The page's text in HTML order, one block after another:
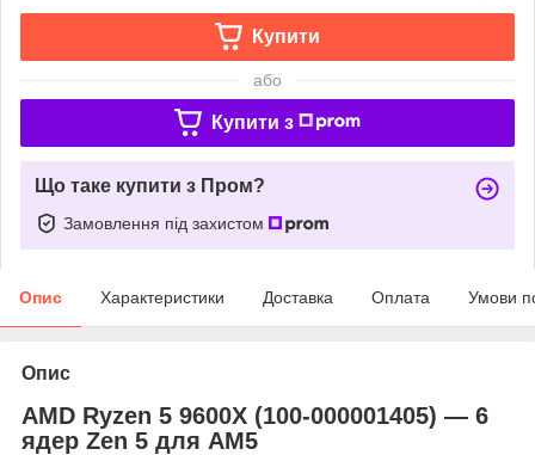
Купити
або
Купити з
Що таке купити з Пром?
Замовлення під захистом
Опис Характеристики Доставка Оплата Умови
Опис
AMD Ryzen 5 9600X (100-000001405) — 6
ядер Zen 5 для AM5